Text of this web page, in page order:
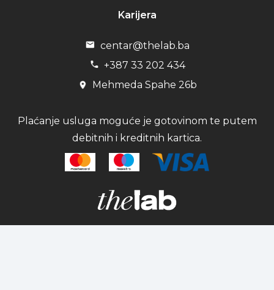
Karijera
centar@thelab.ba
+387 33 202 434
Mehmeda Spahe 26b
Plaćanje usluga moguće je gotovinom te putem
debitnih i kreditnih kartica.